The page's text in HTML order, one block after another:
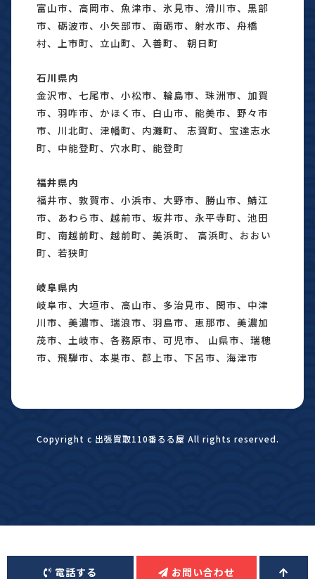
富山市、高岡市、魚津市、氷見市、滑川市、黒部
市、砺波市、小矢部市、南砺市、射水市、舟橋
村、上市町、立山町、入善町、 朝日町
石川県内
金沢市、七尾市、小松市、輪島市、珠洲市、加賀
市、羽咋市、かほく市、白山市、能美市、野々市
市、川北町、津幡町、内灘町、 志賀町、宝達志水
町、中能登町、穴水町、能登町
福井県内
福井市、敦賀市、小浜市、大野市、勝山市、鯖江
市、あわら市、越前市、坂井市、永平寺町、池田
町、南越前町、越前町、美浜町、 高浜町、おおい
町、若狭町
岐阜県内
岐阜市、大垣市、高山市、多治見市、関市、中津
川市、美濃市、瑞浪市、羽島市、恵那市、美濃加
茂市、土岐市、各務原市、可児市、 山県市、瑞穂
市、飛騨市、本巣市、郡上市、下呂市、海津市
Copyright c 出張買取110番るる屋 All rights reserved.
電話する お問い合わせ